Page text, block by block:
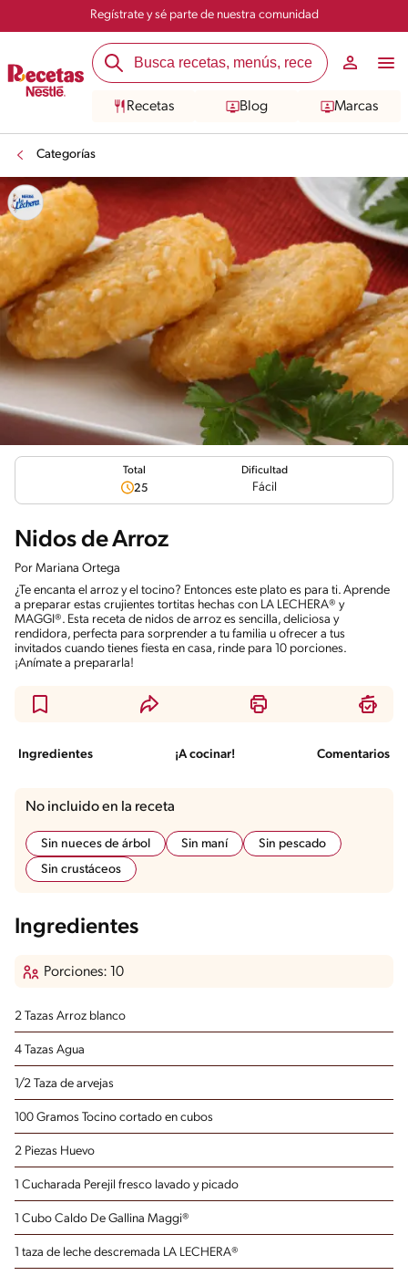
Regístrate y sé parte de nuestra comunidad
Recetas Blog Marcas
Categorías
Total
25
Dificultad
Fácil
Nidos de Arroz
Por Mariana Ortega
¿Te encanta el arroz y el tocino? Entonces este plato es para ti. Aprende
a preparar estas crujientes tortitas hechas con LA LECHERA® y
MAGGI®. Esta receta de nidos de arroz es sencilla, deliciosa y
rendidora, perfecta para sorprender a tu familia u ofrecer a tus
invitados cuando tienes fiesta en casa, rinde para 10 porciones.
¡Anímate a prepararla!
Ingredientes ¡A cocinar! Comentarios
No incluido en la receta
Sin nueces de árbol Sin maní
Sin pescado
Sin crustáceos
Ingredientes
Porciones: 10
2 Tazas Arroz blanco
4 Tazas Agua
1/2 Taza de arvejas
100 Gramos Tocino cortado en cubos
2 Piezas Huevo
1 Cucharada Perejil fresco lavado y picado
1 Cubo Caldo De Gallina Maggi®
1 taza de leche descremada LA LECHERA®